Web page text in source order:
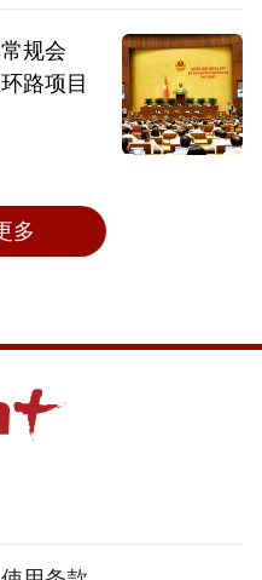
规会
路项目
多